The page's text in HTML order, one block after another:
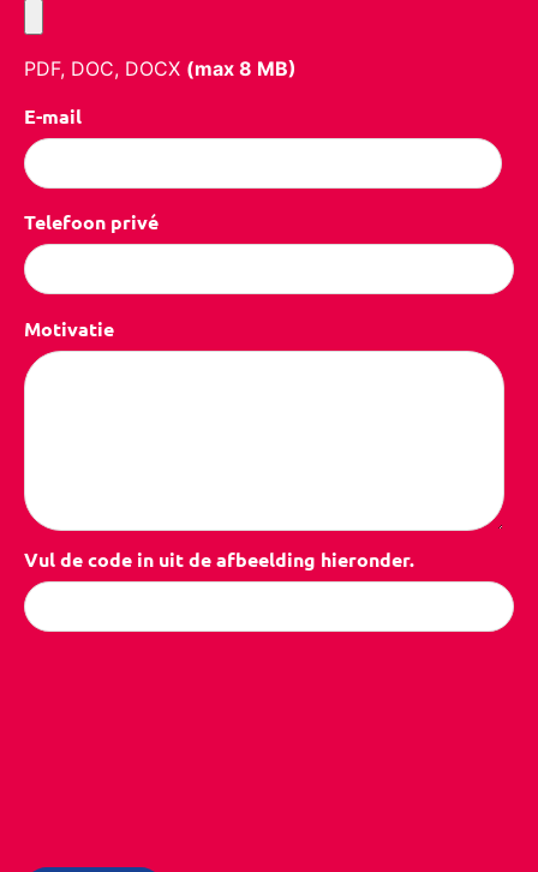
PDF, DOC, DOCX (max 8 MB)
E-mail
Telefoon privé
Motivatie
Vul de code in uit de afbeelding hieronder.